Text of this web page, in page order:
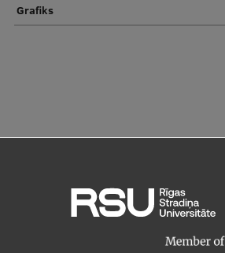
Starptautiskie projekti
Starptautiskie sadarbības partneri
Grafiks